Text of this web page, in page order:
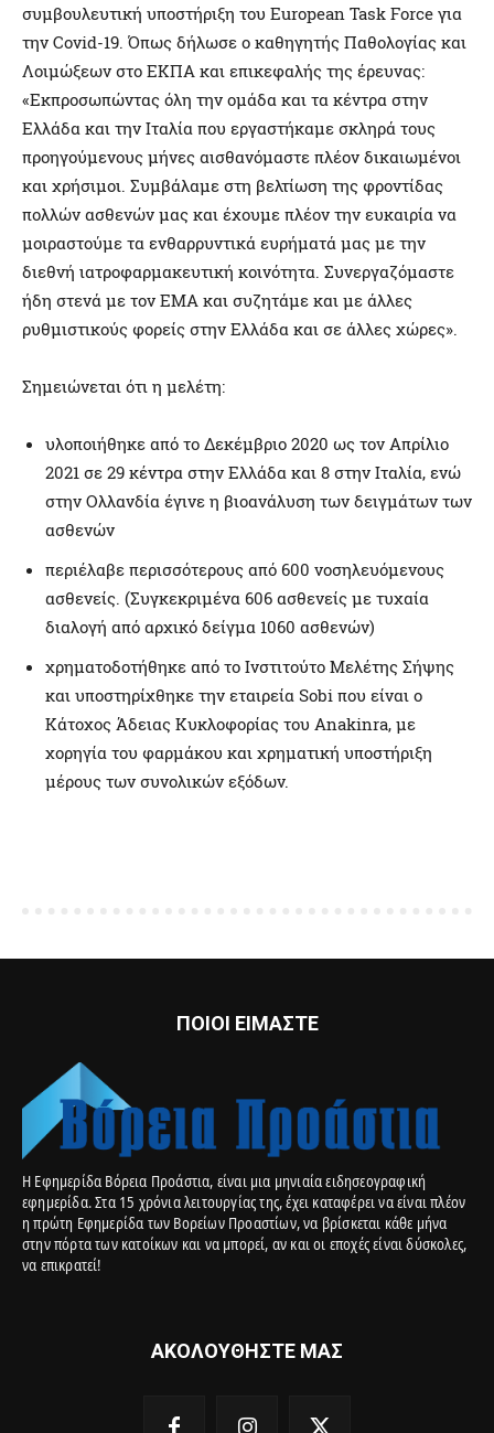
συμβουλευτική υποστήριξη του European Task Force για
την Covid-19. Όπως δήλωσε ο καθηγητής Παθολογίας και
Λοιμώξεων στο ΕΚΠΑ και επικεφαλής της έρευνας:
«Εκπροσωπώντας όλη την ομάδα και τα κέντρα στην
Ελλάδα και την Ιταλία που εργαστήκαμε σκληρά τους
προηγούμενους μήνες αισθανόμαστε πλέον δικαιωμένοι
και χρήσιμοι. Συμβάλαμε στη βελτίωση της φροντίδας
πολλών ασθενών μας και έχουμε πλέον την ευκαιρία να
μοιραστούμε τα ενθαρρυντικά ευρήματά μας με την
διεθνή ιατροφαρμακευτική κοινότητα. Συνεργαζόμαστε
ήδη στενά με τον ΕΜΑ και συζητάμε και με άλλες
ρυθμιστικούς φορείς στην Ελλάδα και σε άλλες χώρες».
Σημειώνεται ότι η μελέτη:
υλοποιήθηκε από το Δεκέμβριο 2020 ως τον Απρίλιο
2021 σε 29 κέντρα στην Ελλάδα και 8 στην Ιταλία, ενώ
στην Ολλανδία έγινε η βιοανάλυση των δειγμάτων των
ασθενών
περιέλαβε περισσότερους από 600 νοσηλευόμενους
ασθενείς. (Συγκεκριμένα 606 ασθενείς με τυχαία
διαλογή από αρχικό δείγμα 1060 ασθενών)
χρηματοδοτήθηκε από το Ινστιτούτο Μελέτης Σήψης
και υποστηρίχθηκε την εταιρεία Sobi που είναι ο
Κάτοχος Άδειας Κυκλοφορίας του Anakinra, με
χορηγία του φαρμάκου και χρηματική υποστήριξη
μέρους των συνολικών εξόδων.
ΠΟΙΟΙ ΕΙΜΑΣΤΕ
Η Εφημερίδα Βόρεια Προάστια, είναι μια μηνιαία ειδησεογραφική
εφημερίδα. Στα 15 χρόνια λειτουργίας της, έχει καταφέρει να είναι πλέον
η πρώτη Εφημερίδα των Βορείων Προαστίων, να βρίσκεται κάθε μήνα
στην πόρτα των κατοίκων και να μπορεί, αν και οι εποχές είναι δύσκολες,
να επικρατεί!
ΑΚΟΛΟΥΘΗΣΤΕ ΜΑΣ